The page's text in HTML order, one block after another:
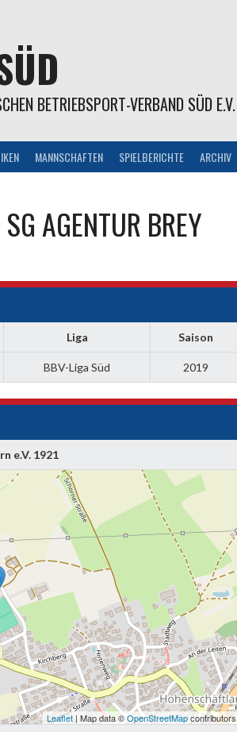
BETRIEBSPORT-VERBAND SÜD E.V.
MANNSCHAFTEN SPIELBERICHTE ARCHIV
SG AGENTUR BREY
Liga Saison
BBV-Liga Süd 2019
e.V. 1921
Leaflet | Map data ©OpenStreetMapcontributors